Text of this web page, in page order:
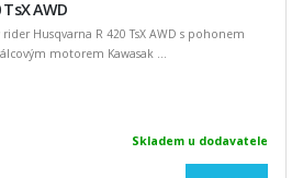
AWD
Husqvarna R 420 TsX AWD s pohonem
motorem Kawasak ...
Skladem u dodavatele